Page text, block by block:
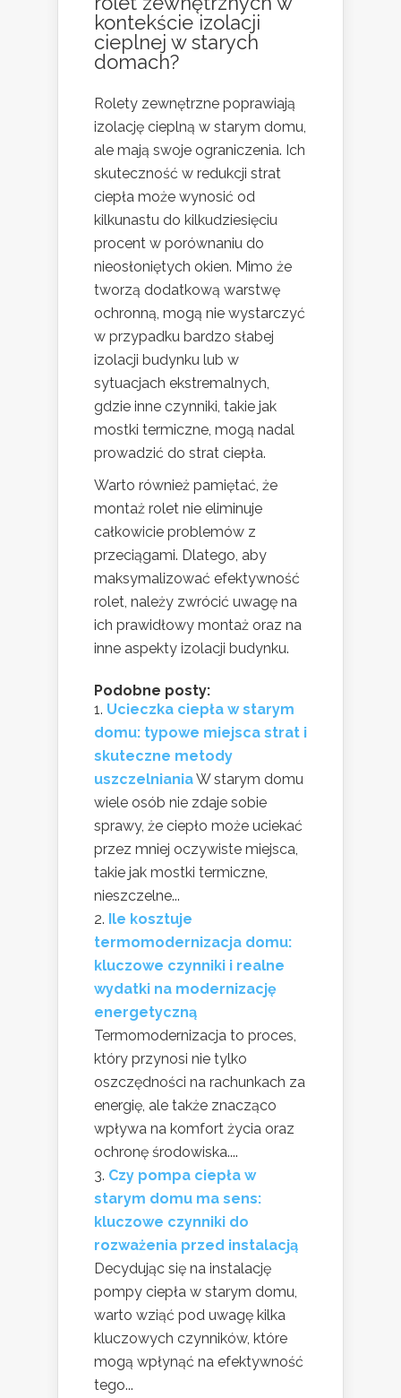
kontekście izolacji
cieplnej w starych
domach?
Rolety zewnętrzne poprawiają
izolację cieplną w starym domu,
ale mają swoje ograniczenia. Ich
skuteczność w redukcji strat
ciepła może wynosić od
kilkunastu do kilkudziesięciu
procent w porównaniu do
nieosłoniętych okien. Mimo że
tworzą dodatkową warstwę
ochronną, mogą nie wystarczyć
w przypadku bardzo słabej
izolacji budynku lub w
sytuacjach ekstremalnych,
gdzie inne czynniki, takie jak
mostki termiczne, mogą nadal
prowadzić do strat ciepła.
Warto również pamiętać, że
montaż rolet nie eliminuje
całkowicie problemów z
przeciągami. Dlatego, aby
maksymalizować efektywność
rolet, należy zwrócić uwagę na
ich prawidłowy montaż oraz na
inne aspekty izolacji budynku.
Podobne posty:
Ucieczka ciepła w starym
domu: typowe miejsca strat i
skuteczne metody
uszczelnianiaW starym domu
wiele osób nie zdaje sobie
sprawy, że ciepło może uciekać
przez mniej oczywiste miejsca,
takie jak mostki termiczne,
nieszczelne...
Ile kosztuje
termomodernizacja domu:
kluczowe czynniki i realne
wydatki na modernizację
energetyczną
Termomodernizacja to proces,
który przynosi nie tylko
oszczędności na rachunkach za
energię, ale także znacząco
wpływa na komfort życia oraz
ochronę środowiska....
Czy pompa ciepła w
starym domu ma sens:
kluczowe czynniki do
rozważenia przed instalacją
Decydując się na instalację
pompy ciepła w starym domu,
warto wziąć pod uwagę kilka
kluczowych czynników, które
mogą wpłynąć na efektywność
tego...